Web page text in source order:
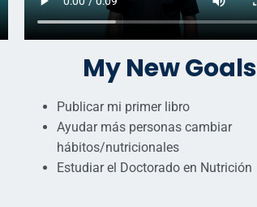
My New Goals
Publicar mi primer libro
Ayudar más personas cambiar
hábitos/nutricionales
Estudiar el Doctorado en Nutrición